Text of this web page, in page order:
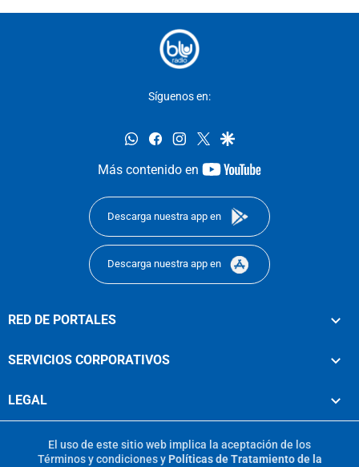
Síguenos en:
whatsappfacebookinstagram
twittergoogle
Más contenido en
youtube-
Descarga nuestra app en
Descarga nuestra app en
RED DE PORTALES
SERVICIOS CORPORATIVOS
LEGAL
El uso de este sitio web implica la aceptación de los
Términos y condicionesy Políticas de Tratamiento de la